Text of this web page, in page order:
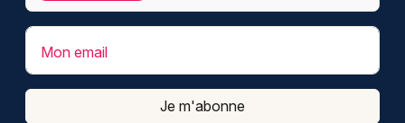
Mon email
Je m'abonne